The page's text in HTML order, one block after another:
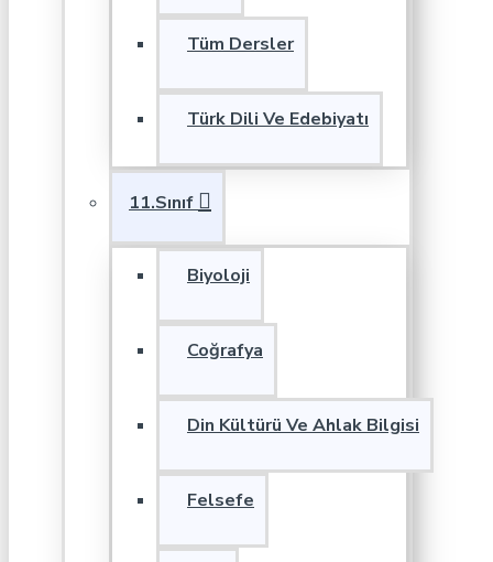
Tüm Dersler
Türk Dili Ve Edebiyatı
11.Sınıf
Biyoloji
Coğrafya
Din Kültürü Ve Ahlak Bilgisi
Felsefe